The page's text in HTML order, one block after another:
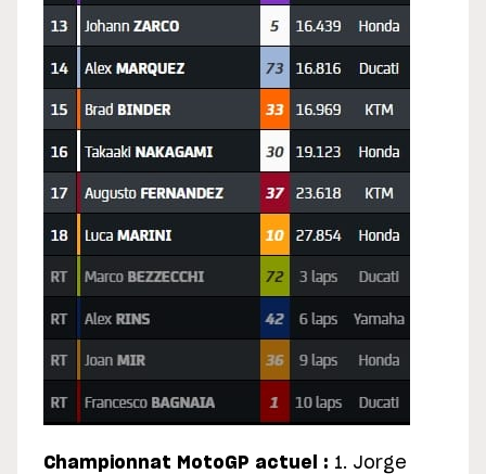
Championnat MotoGP actuel : 1. Jorge